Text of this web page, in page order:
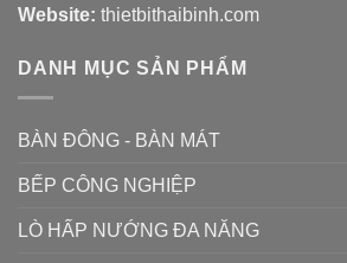
Website: thietbithaibinh.com
DANH MỤC SẢN PHẨM
BÀN ĐÔNG - BÀN MÁT
BẾP CÔNG NGHIỆP
LÒ HẤP NƯỚNG ĐA NĂNG